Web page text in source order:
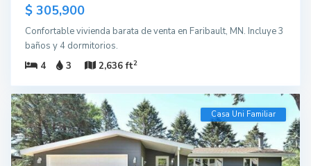
$ 305,900
Confortable vivienda barata de venta en Faribault, MN. Incluye 3
baños y 4 dormitorios.
4
3 2,636 ft2
Casa Uni Familiar